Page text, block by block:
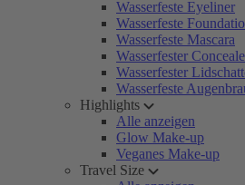
Wasserfeste Eyeliner
Wasserfeste
Wasserfeste Mascara
Wasserfester
Wasserfester
Wasserfeste
Highlights
Alle anzeigen
Glow Make-up
Veganes Make-up
Travel Size